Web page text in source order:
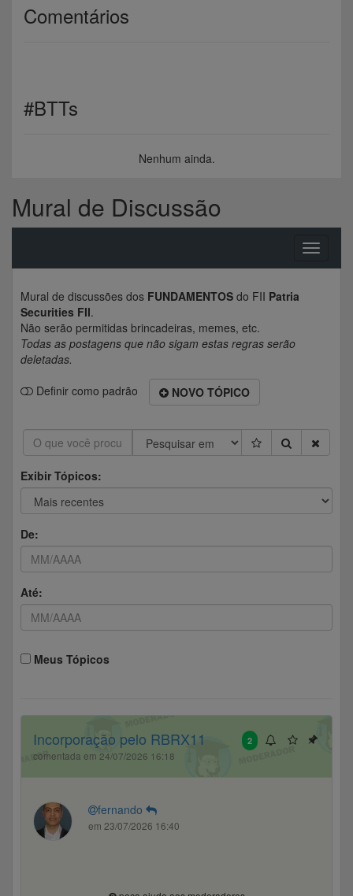
Comentários
#BTTs
Nenhum ainda.
Mural de Discussão
Toggle
Mural de discussões dos FUNDAMENTOS do FII Patria
Securities FII.
Não serão permitidas brincadeiras, memes, etc.
Todas as postagens que não sigam estas regras serão
deletadas.
Definir como padrão
NOVO TÓPICO
Exibir Tópicos:
De:
Até:
Meus Tópicos
2
Incorporação pelo RBRX11
comentada em 24/07/2026 16:18
fernando
em 23/07/2026 16:40